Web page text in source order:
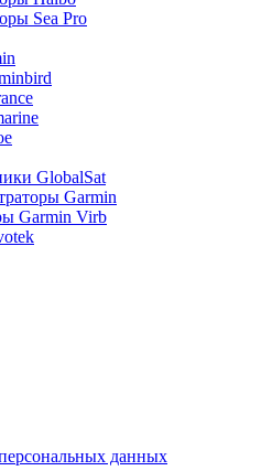
Sea Pro
GlobalSat
Garmin
Garmin Virb
данных